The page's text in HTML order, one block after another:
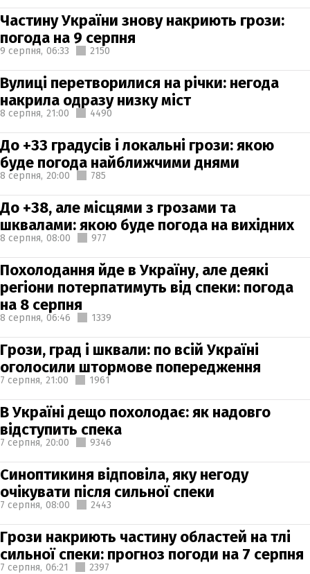
Частину України знову накриють грози:
погода на 9 серпня
9 серпня, 06:33 2150
Вулиці перетворилися на річки: негода
накрила одразу низку міст
8 серпня, 21:00 4490
До +33 градусів і локальні грози: якою
буде погода найближчими днями
8 серпня, 20:00 785
До +38, але місцями з грозами та
шквалами: якою буде погода на вихідних
8 серпня, 08:00 977
Похолодання йде в Україну, але деякі
регіони потерпатимуть від спеки: погода
на 8 серпня
8 серпня, 06:46 1339
Грози, град і шквали: по всій Україні
оголосили штормове попередження
7 серпня, 21:00 1961
В Україні дещо похолодає: як надовго
відступить спека
7 серпня, 20:00 9346
Синоптикиня відповіла, яку негоду
очікувати після сильної спеки
7 серпня, 08:00 2443
Грози накриють частину областей на тлі
сильної спеки: прогноз погоди на 7 серпня
7 серпня, 06:21 2397